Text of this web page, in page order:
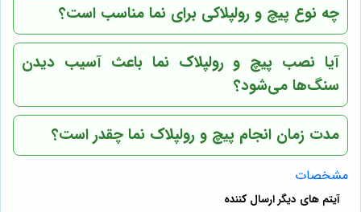
چه نوع پیچ و رولپلاکی برای نما مناسب است؟
آیا نصب پیچ و رولپلاک نما باعث آسیب دیدن
سنگ‌ها می‌شود؟
مدت زمان انجام پیچ و رولپلاک نما چقدر است؟
مشخصات